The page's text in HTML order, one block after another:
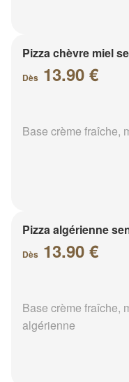
Pizza chèvre miel
Dès 13.90 €
Base crème fraîche,
Pizza algérienne
Dès 13.90 €
Base crème fraîche,
algérienne